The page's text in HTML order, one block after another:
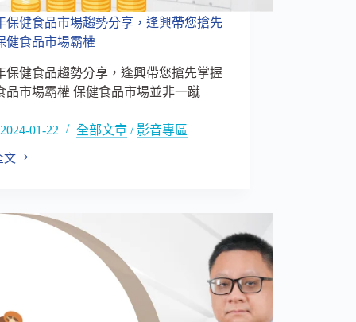
保健食品市場趨勢分享，逢興帶您搶先
健食品市場霸權
保健食品趨勢分享，逢興帶您搶先掌握
品市場霸權 保健食品市場並非一蹴
2024-01-22 全部文章 / 影音專區
文